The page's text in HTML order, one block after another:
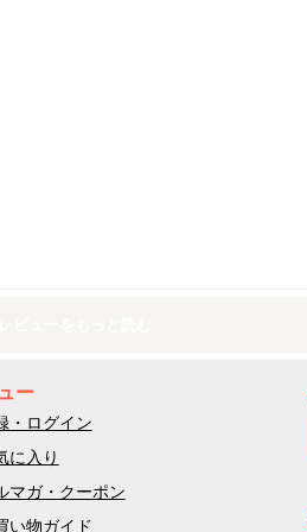
ー
・ログイン
に入り
マガ・クーポン
い物ガイド